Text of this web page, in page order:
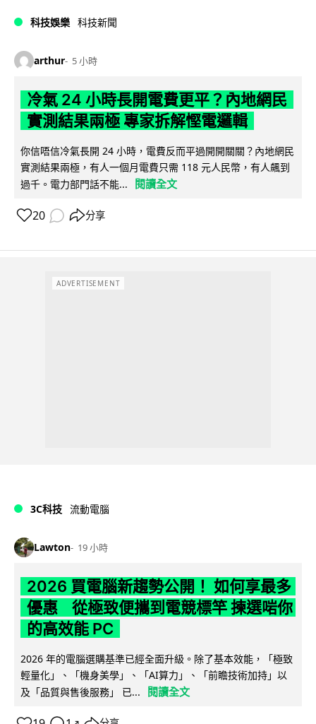
科技娛樂 科技新聞
arthur 5 小時
冷氣 24 小時長開電費更平？內地網民
實測結果兩極 專家拆解慳電邏輯
你信唔信冷氣長開 24 小時，電費反而平過開開關關？內地網民
實測結果兩極，有人一個月電費只需 118 元人民幣，有人飆到
過千。電力部門話不能...
閱讀全文
20 分享
ADVERTISEMENT
3C科技 流動電腦
Lawton 19 小時
2026 買電腦新趨勢公開！ 如何享最多
優惠 從極致便攜到電競標竿 揀選啱你
的高效能 PC
2026 年的電腦選購基準已經全面升級。除了基本效能，「極致
輕量化」、「機身美學」、「AI算力」、「前瞻技術加持」以
及「品質與售後服務」 已...
閱讀全文